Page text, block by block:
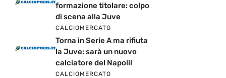
formazione titolare: colpo
di scena alla Juve
CALCIOMERCATO
Torna in Serie A ma rifiuta
la Juve: sarà un nuovo
calciatore del Napoli!
CALCIOMERCATO